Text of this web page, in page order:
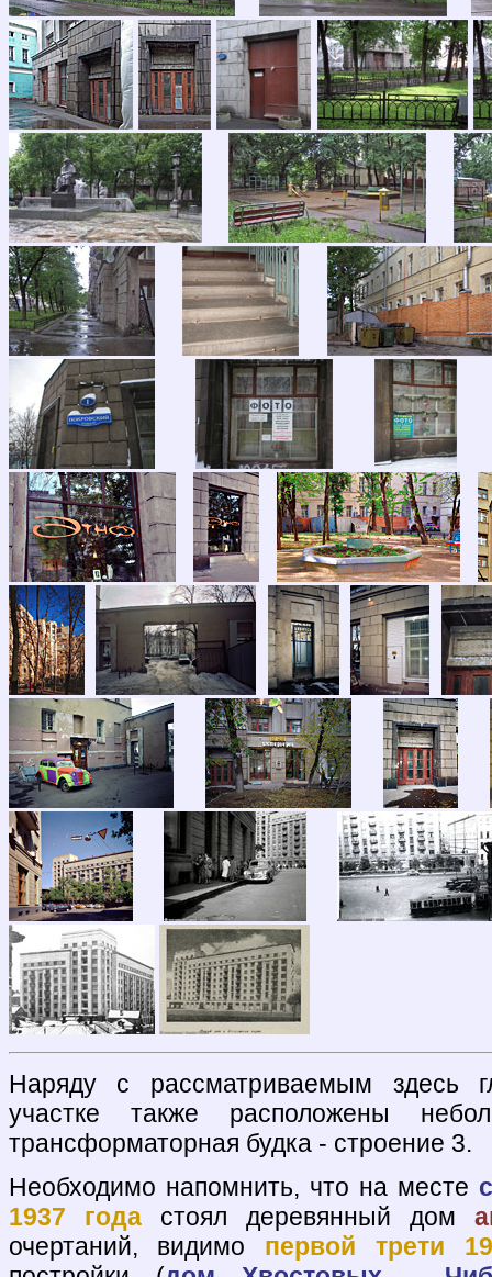
Наряду с рассматриваемым здесь
участке также расположены
трансформаторная будка - строение 3.
Необходимо напомнить, что на месте
1937 годастоял деревянный дом
очертаний, видимо первой трети